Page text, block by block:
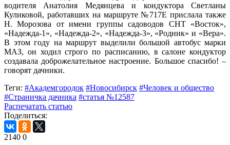
водителя Анатолия Медянцева и кондуктора Светланы
Куликовой, работавших на маршруте №717Е прислала также
Н. Морозова от имени группы садоводов СНТ «Восток»,
«Надежда-1», «Надежда-2», «Надежда-3», «Родник» и «Вера».
В этом году на маршрут выделили большой автобус марки
МАЗ, он ходил строго по расписанию, в салоне кондуктор
создавала доброжелательное настроение. Большое спасибо! –
говорят дачники.
Теги: #Академгородок #Новосибирск #Человек и общество
#Страничка дачника #статья №12587
Распечатать статью
Поделиться:
2140 0